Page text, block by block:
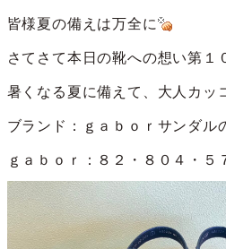
皆様夏の備えは万全に
さてさて本日の靴への想い第１
暑くなる夏に備えて、大人カッ
ブランド：ｇａｂｏｒサンダル
ｇａｂｏｒ：８２・８０４・５